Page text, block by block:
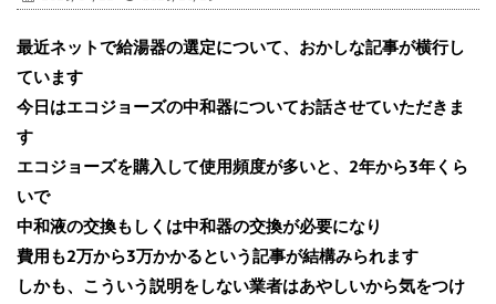
最近ネットで給湯器の選定について、おかしな記事が横行し
ています
今日はエコジョーズの中和器についてお話させていただきま
す
エコジョーズを購入して使用頻度が多いと、2年から3年くら
いで
中和液の交換もしくは中和器の交換が必要になり
費用も2万から3万かかるという記事が結構みられます
しかも、こういう説明をしない業者はあやしいから気をつけ